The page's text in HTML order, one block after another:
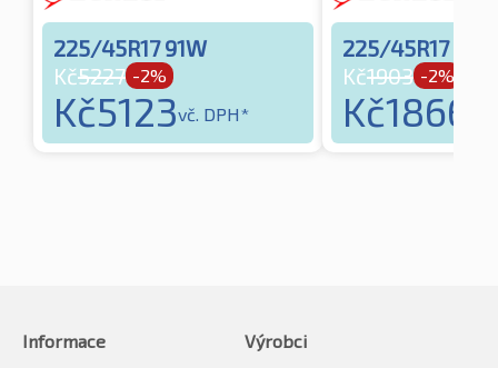
225/45R17 91W
Kč5227 -2%
Kč5123vč. DPH*
225/45R17 91W
Kč1903 -2%
Kč1866
Informace
Výrobci